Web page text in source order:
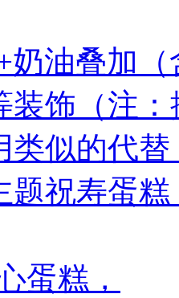
题祝寿蛋糕